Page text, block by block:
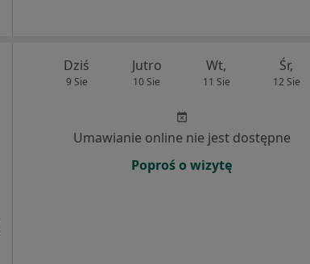
Dziś
9 Sie
Jutro
10 Sie
Wt,
11 Sie
Śr,
12 Sie
Umawianie online nie jest dostępne
Poproś o wizytę